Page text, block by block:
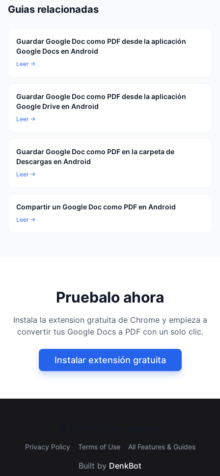
Guias relacionadas
Guardar Google Doc como PDF desde la aplicación
Google Docs en Android
Leer →
Guardar Google Doc como PDF desde la aplicación
Google Drive en Android
Leer →
Guardar Google Doc como PDF en la carpeta de
Descargas en Android
Leer →
Compartir un Google Doc como PDF en Android
Leer →
Pruebalo ahora
Instala la extension gratuita de Chrome y empieza a
convertir tus Google Docs a PDF con un solo clic.
Instalar extensión gratuita
Privacy Policy Terms of Use All Features & Guides
Built by DenkBot